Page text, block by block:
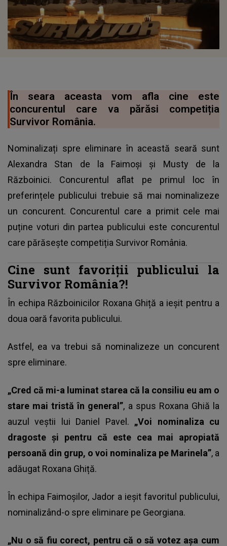
În seara aceasta vom afla cine este
concurentul care va părăsi competiția
Survivor România.
Nominalizați spre eliminare în această seară sunt
Alexandra Stan de la Faimoși și Musty de la
Războinici. Concurentul aflat pe primul loc în
preferințele publicului trebuie să mai nominalizeze
un concurent. Concurentul care a primit cele mai
puține voturi din partea publicului este concurentul
care părăsește competiția Survivor România.
Cine sunt favoriții publicului la
Survivor România?!
În echipa Războinicilor Roxana Ghiță a ieșit pentru a
doua oară favorita publicului.
Astfel, ea va trebui să nominalizeze un concurent
spre eliminare.
„Cred că mi-a luminat starea că la consiliu eu am o
stare mai tristă în general”, a spus Roxana Ghiă la
auzul veștii lui Daniel Pavel. „Voi nominaliza cu
dragoste și pentru că este cea mai apropiată
persoană din grup, o voi nominaliza pe Marinela”, a
adăugat Roxana Ghiță.
În echipa Faimoșilor, Jador a ieșit favoritul publicului,
nominalizând-o spre eliminare pe Georgiana.
„Nu o să fiu corect, pentru că o să votez așa cum